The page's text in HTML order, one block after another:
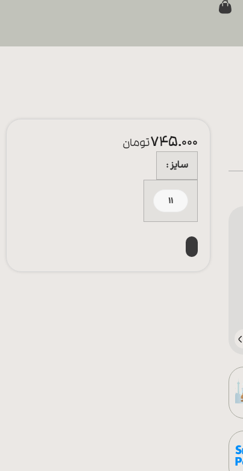
745.000تومان
سایز
11
افزودن به سبد خرید